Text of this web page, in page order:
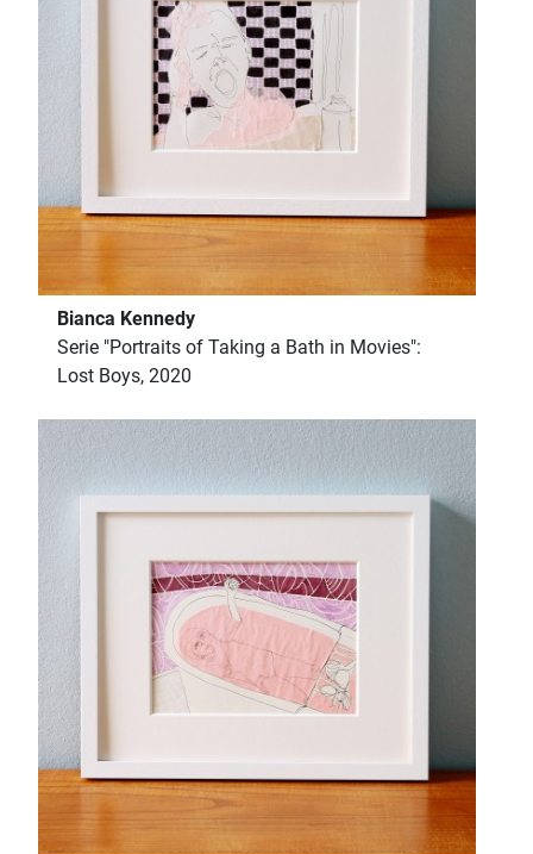
Bianca Kennedy
Serie "Portraits of Taking a Bath in Movies":
Lost Boys, 2020